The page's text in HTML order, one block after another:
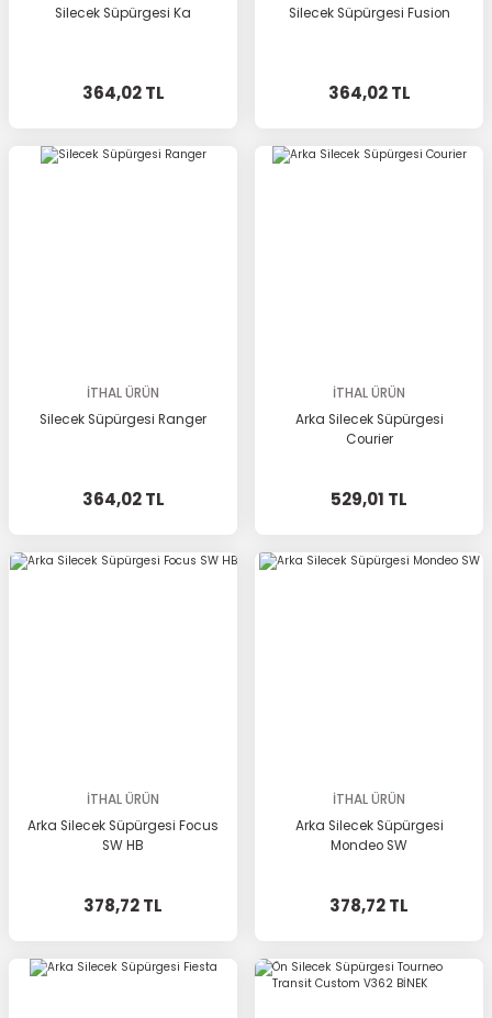
Silecek Süpürgesi Ka
364,02 TL
Silecek Süpürgesi Fusion
364,02 TL
İTHAL ÜRÜN
Silecek Süpürgesi Ranger
364,02 TL
İTHAL ÜRÜN
Arka Silecek Süpürgesi
Courier
529,01 TL
İTHAL ÜRÜN
Arka Silecek Süpürgesi Focus
SW HB
378,72 TL
İTHAL ÜRÜN
Arka Silecek Süpürgesi
Mondeo SW
378,72 TL